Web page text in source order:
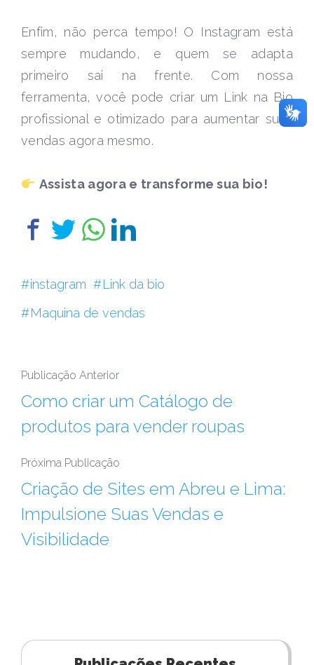
Enfim, não perca tempo! O Instagram está
sempre mudando, e quem se adapta
primeiro sai na frente. Com nossa
ferramenta, você pode criar um Link na Bio
profissional e otimizado para aumentar suas
vendas agora mesmo.
Assista agora e transforme sua bio!
instagram
Link da bio
Maquina de vendas
Publicação Anterior
Como criar um Catálogo de
produtos para vender roupas
Próxima Publicação
Criação de Sites em Abreu e Lima:
Impulsione Suas Vendas e
Visibilidade